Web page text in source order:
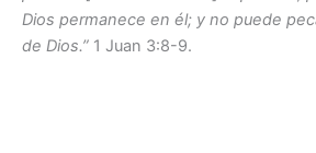
Dios permanece en él; y no puede
de Dios.” 1 Juan 3:8-9.